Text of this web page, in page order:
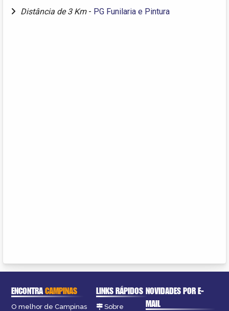
Distância de 3 Km - PG Funilaria e Pintura
ENCONTRACAMPINAS
O melhor de Campinas
LINKS RÁPIDOS
Sobre
NOVIDADES POR E-
MAIL